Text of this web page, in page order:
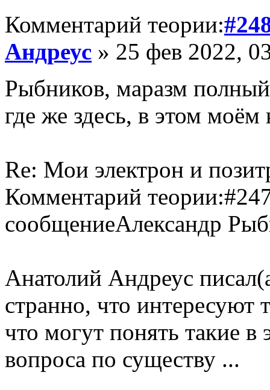
Комментарий теории:
Андреус » 25 фев 2022,
Рыбников, маразм
где же здесь, в этом
Re: Мои электрон и
Комментарий
сообщениеАлександр
Анатолий Андреус
странно, что интересуют
что могут понять такие в
вопроса по существу ...